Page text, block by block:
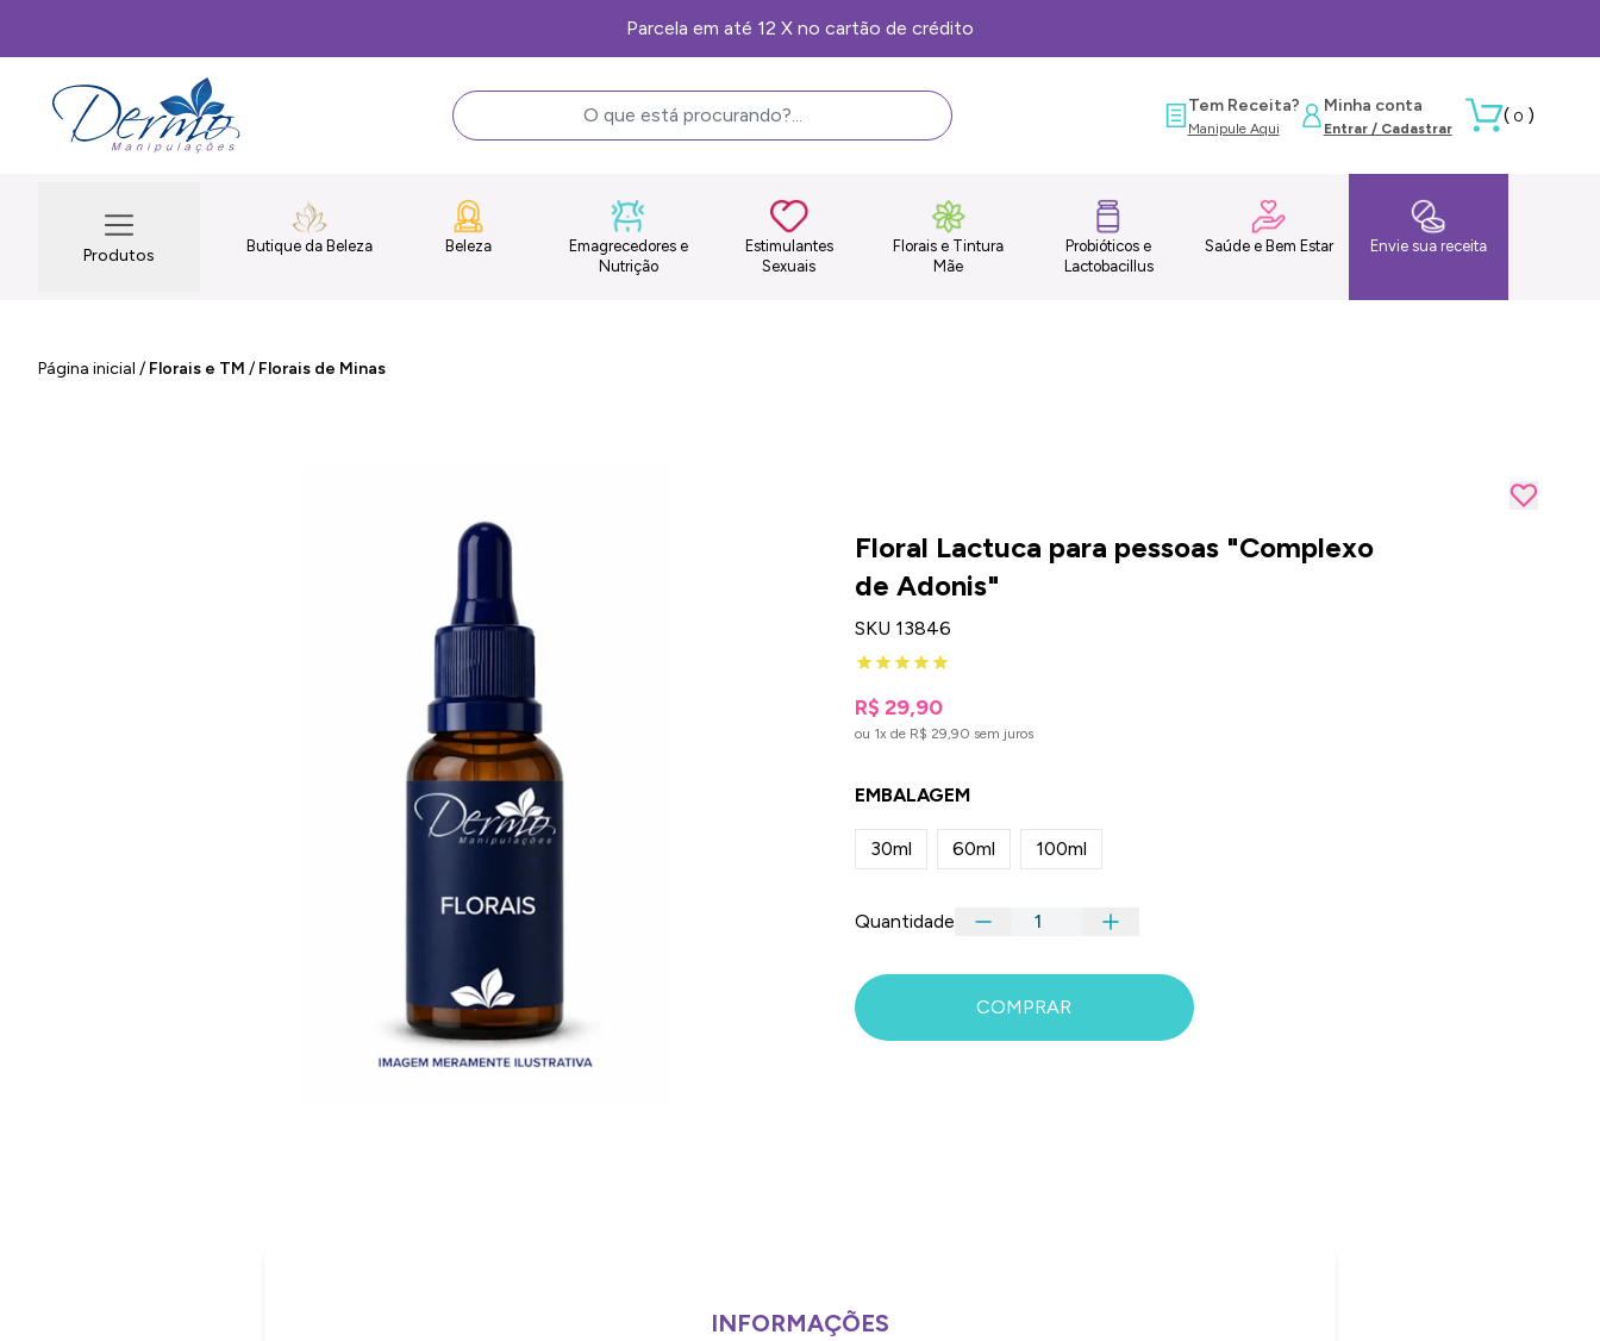
Frete Grátis, consulte as condições
Minha conta
Entrar / Cadastrar
Tem Receita?
Manipule Aqui
( 0 )
Produtos Butique da Beleza Beleza
Emagrecedores e
Nutrição
Estimulantes
Sexuais
Florais e Tintura
Mãe
Probióticos e
Lactobacillus
Saúde e Bem Estar Envie sua receita
Página inicial / Florais e TM / Florais de Minas
Floral Lactuca para pessoas "Complexo
de Adonis"
SKU 13846
R$ 29,90
ou 1x de R$ 29,90 sem juros
EMBALAGEM
30ml 60ml 100ml
Quantidade
COMPRAR
INFORMAÇÕES